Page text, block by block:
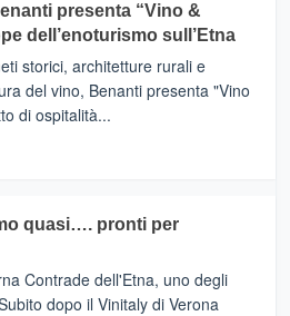
presenta “Vino &
dell’enoturismo sull’Etna
storici, architetture rurali e
del vino, Benanti presenta "Vino
di ospitalità...
quasi…. pronti per
Contrade dell'Etna, uno degli
dopo il Vinitaly di Verona